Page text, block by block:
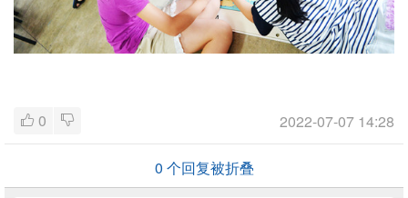
0 2022-07-07 14:28
0 个回复被折叠